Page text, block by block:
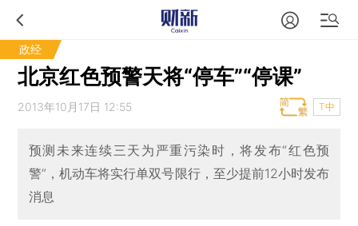
政经
北京红色预警天将“停车”“停课”
2013年10月17日 12:55 T中
预测未来连续三天为严重污染时，将发布“红色预
警”，机动车将实行单双号限行，至少提前12小时发布
消息